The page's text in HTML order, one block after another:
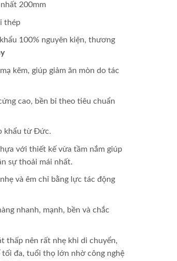
200mm
thép
100% nguyên kiện, thương
kẽm, giúp giảm ăn mòn do tác
cao, bền bỉ theo tiêu chuẩn
khẩu từ Đức.
với thiết kế vừa tầm nắm giúp
sự thoải mái nhất.
và êm chỉ bằng lực tác động
nhanh, mạnh, bền và chắc
thấp nên rất nhẹ khi di chuyển,
đa, tuổi thọ lớn nhờ công nghệ